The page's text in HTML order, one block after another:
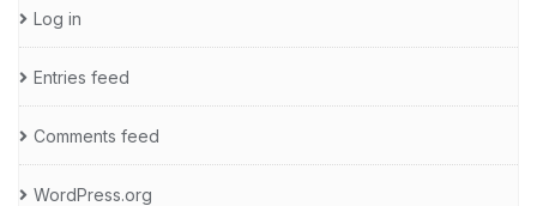
Log in
Entries feed
Comments feed
WordPress.org